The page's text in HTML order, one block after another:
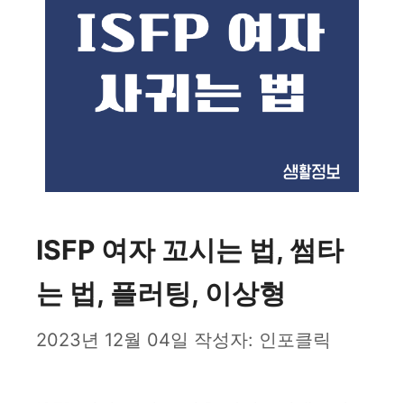
ISFP 여자 꼬시는 법, 썸타
는 법, 플러팅, 이상형
2023년 12월 04일 작성자: 인포클릭